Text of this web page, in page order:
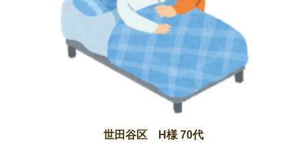
世田谷区 H様 70代